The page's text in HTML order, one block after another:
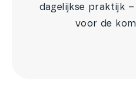
dagelijkse praktijk
voor de